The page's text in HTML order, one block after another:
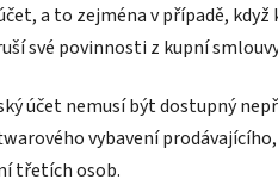
a to zejména v případě,
své povinnosti z kupní
účet nemusí být dostupný
vybavení
třetích osob.